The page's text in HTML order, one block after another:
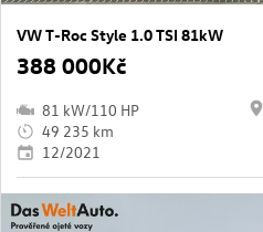
VW T-Roc Style 1.0 TSI 81kW
388 000Kč
81 kW/110 HP
49 235 km
12/2021